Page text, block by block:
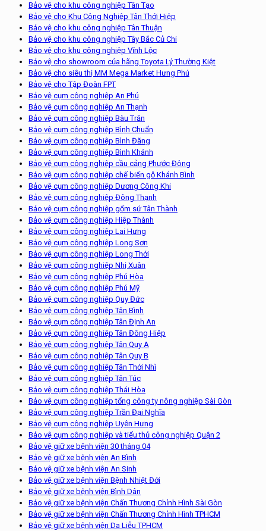
Bảo vệ cho khu công nghiệp Tân Tạo
Bảo vệ cho Khu Công Nghiệp Tân Thới Hiệp
Bảo vệ cho khu công nghiệp Tân Thuận
Bảo vệ cho khu công nghiệp Tây Bắc Củ Chi
Bảo vệ cho khu công nghiệp Vĩnh Lộc
Bảo vệ cho showroom của hãng Toyota Lý Thường Kiệt
Bảo vệ cho siêu thị MM Mega Market Hưng Phú
Bảo vệ cho Tập Đoàn FPT
Bảo vệ cụm công nghiệp An Phú
Bảo vệ cụm công nghiệp An Thạnh
Bảo vệ cụm công nghiệp Bàu Trăn
Bảo vệ cụm công nghiệp Bình Chuẩn
Bảo vệ cụm công nghiệp Bình Đăng
Bảo vệ cụm công nghiệp Bình Khánh
Bảo vệ cụm công nghiệp cầu cảng Phước Đông
Bảo vệ cụm công nghiệp chế biến gỗ Khánh Bình
Bảo vệ cụm công nghiệp Dương Công Khi
Bảo vệ cụm công nghiệp Đông Thạnh
Bảo vệ cụm công nghiệp gốm sứ Tân Thành
Bảo vệ cụm công nghiệp Hiệp Thành
Bảo vệ cụm công nghiệp Lai Hưng
Bảo vệ cụm công nghiệp Long Sơn
Bảo vệ cụm công nghiệp Long Thới
Bảo vệ cụm công nghiệp Nhị Xuân
Bảo vệ cụm công nghiệp Phú Hòa
Bảo vệ cụm công nghiệp Phú Mỹ
Bảo vệ cụm công nghiệp Quy Đức
Bảo vệ cụm công nghiệp Tân Bình
Bảo vệ cụm công nghiệp Tân Định An
Bảo vệ cụm công nghiệp Tân Đông Hiệp
Bảo vệ cụm công nghiệp Tân Quy A
Bảo vệ cụm công nghiệp Tân Quy B
Bảo vệ cụm công nghiệp Tân Thới Nhì
Bảo vệ cụm công nghiệp Tân Túc
Bảo vệ cụm công nghiệp Thái Hòa
Bảo vệ cụm công nghiệp tổng công ty nông nghiệp Sài Gòn
Bảo vệ cụm công nghiệp Trần Đại Nghĩa
Bảo vệ cụm công nghiệp Uyên Hưng
Bảo vệ cụm công nghiệp và tiểu thủ công nghiệp Quận 2
Bảo vệ giữ xe bệnh viện 30 tháng 04
Bảo vệ giữ xe bệnh viện An Bình
Bảo vệ giữ xe bệnh viện An Sinh
Bảo vệ giữ xe bệnh viện Bệnh Nhiệt Đới
Bảo vệ giữ xe bệnh viện Bình Dân
Bảo vệ giữ xe bệnh viện Chấn Thương Chỉnh Hình Sài Gòn
Bảo vệ giữ xe bệnh viện Chấn Thương Chỉnh Hình TPHCM
Bảo vệ giữ xe bệnh viện Da Liễu TPHCM